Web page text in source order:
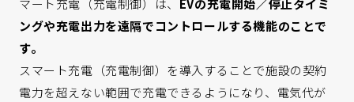
マート充電（充電制御）は、 EVの充電開始／停止タイミ
ングや充電出力を遠隔でコントロールする機能のことで
す。
スマート充電（充電制御）を導入することで施設の契約
電力を超えない範囲で充電できるようになり、電気代が